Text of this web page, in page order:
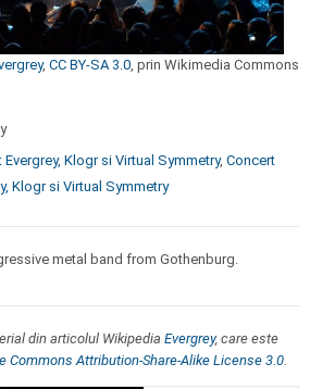
, CC BY-SA 3.0, prin Wikimedia Commons
Evergrey, Klogr si Virtual Symmetry, Concert
Klogr si Virtual Symmetry
metal band from Gothenburg.
din articolul Wikipedia Evergrey, care este
Commons Attribution-Share-Alike License 3.0.